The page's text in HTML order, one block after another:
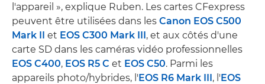
l'appareil », explique Ruben. Les cartes CFexpress
peuvent être utilisées dans les Canon EOS C500
Mark II et EOS C300 Mark III, et aux côtés d'une
carte SD dans les caméras vidéo professionnelles
EOS C400, EOS R5 C et EOS C50. Parmi les
appareils photo/hybrides, l'EOS R6 Mark III, l'EOS